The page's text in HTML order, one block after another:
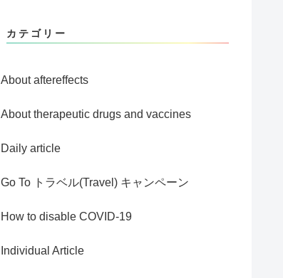
カテゴリー
About aftereffects
About therapeutic drugs and vaccines
Daily article
Go To トラベル(Travel) キャンペーン
How to disable COVID-19
Individual Article